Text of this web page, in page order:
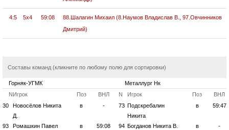
4:5 5x4 59:08
88.Шалагин Михаил (8.Наумов Владислав В., 97.Овчинников
Дмитрий)
Составы команд (кликните по любому полю для сортировки)
Горняк-УГМК
Металлург Нк
NИгрок Поз
ВНЛ
30
Новосёлов Никита
Д.
в -
93 Ромашкин Павел в
59:08
N Игрок Поз
ВНЛ
73 Подскребалин
Никита
в 59:47
94 Богданов Никита В. в
-